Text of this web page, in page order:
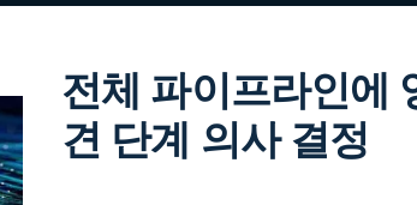
전체 파이프라인에
견 단계 의사 결정